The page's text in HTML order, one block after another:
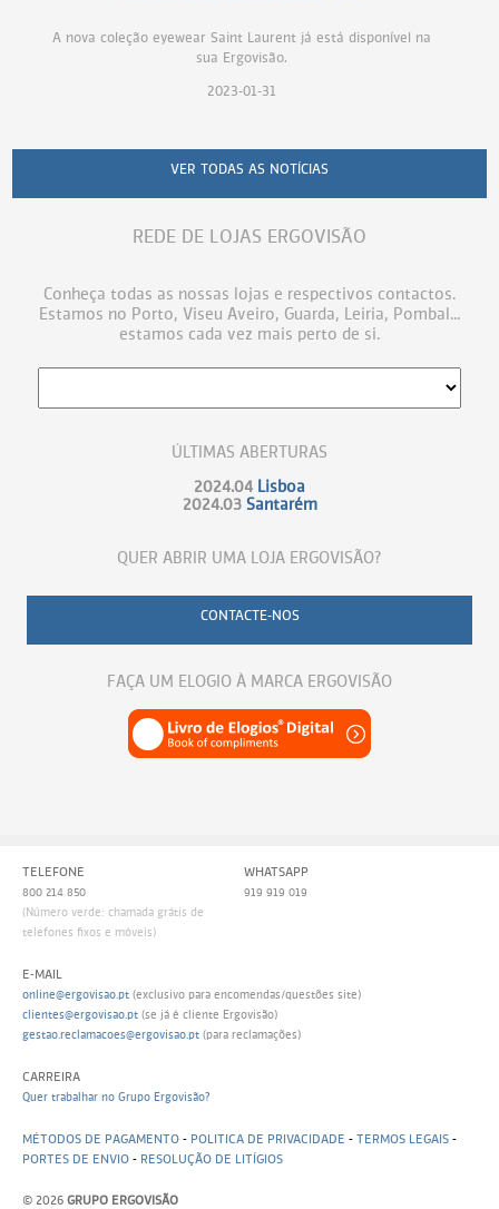
A nova coleção eyewear Saint Laurent já está disponível na
sua Ergovisão.
2023-01-31
VER TODAS AS NOTÍCIAS
REDE DE LOJAS ERGOVISÃO
Conheça todas as nossas lojas e respectivos contactos.
Estamos no Porto, Viseu Aveiro, Guarda, Leiria, Pombal...
estamos cada vez mais perto de si.
ÚLTIMAS ABERTURAS
2024.04 Lisboa
2024.03 Santarém
QUER ABRIR UMA LOJA ERGOVISÃO?
CONTACTE-NOS
FAÇA UM ELOGIO À MARCA ERGOVISÃO
TELEFONE
800 214 850
(Número verde: chamada grátis de
telefones fixos e móveis)
WHATSAPP
919 919 019
E-MAIL
online@ergovisao.pt (exclusivo para encomendas/questões site)
clientes@ergovisao.pt (se já é cliente Ergovisão)
gestao.reclamacoes@ergovisao.pt (para reclamações)
CARREIRA
Quer trabalhar no Grupo Ergovisão?
MÉTODOS DE PAGAMENTO - POLITICA DE PRIVACIDADE - TERMOS LEGAIS -
PORTES DE ENVIO - RESOLUÇÃO DE LITÍGIOS
© 2026 GRUPO ERGOVISÃO